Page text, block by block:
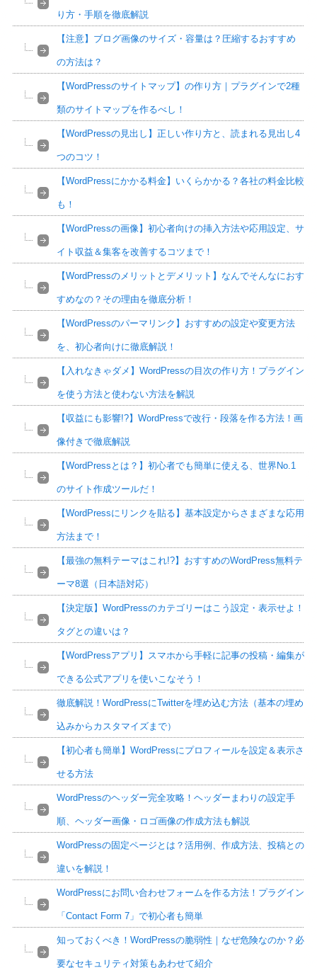
り方・手順を徹底解説
【注意】ブログ画像のサイズ・容量は？圧縮するおすすめ
の方法は？
【WordPressのサイトマップ】の作り方｜プラグインで2種
類のサイトマップを作るべし！
【WordPressの見出し】正しい作り方と、読まれる見出し4
つのコツ！
【WordPressにかかる料金】いくらかかる？各社の料金比較
も！
【WordPressの画像】初心者向けの挿入方法や応用設定、サ
イト収益＆集客を改善するコツまで！
【WordPressのメリットとデメリット】なんでそんなにおす
すめなの？その理由を徹底分析！
【WordPressのパーマリンク】おすすめの設定や変更方法
を、初心者向けに徹底解説！
【入れなきゃダメ】WordPressの目次の作り方！プラグイン
を使う方法と使わない方法を解説
【収益にも影響!?】WordPressで改行・段落を作る方法！画
像付きで徹底解説
【WordPressとは？】初心者でも簡単に使える、世界No.1
のサイト作成ツールだ！
【WordPressにリンクを貼る】基本設定からさまざまな応用
方法まで！
【最強の無料テーマはこれ!?】おすすめのWordPress無料テ
ーマ8選（日本語対応）
【決定版】WordPressのカテゴリーはこう設定・表示せよ！
タグとの違いは？
【WordPressアプリ】スマホから手軽に記事の投稿・編集が
できる公式アプリを使いこなそう！
徹底解説！WordPressにTwitterを埋め込む方法（基本の埋め
込みからカスタマイズまで）
【初心者も簡単】WordPressにプロフィールを設定＆表示さ
せる方法
WordPressのヘッダー完全攻略！ヘッダーまわりの設定手
順、ヘッダー画像・ロゴ画像の作成方法も解説
WordPressの固定ページとは？活用例、作成方法、投稿との
違いを解説！
WordPressにお問い合わせフォームを作る方法！プラグイン
「Contact Form 7」で初心者も簡単
知っておくべき！WordPressの脆弱性｜なぜ危険なのか？必
要なセキュリティ対策もあわせて紹介